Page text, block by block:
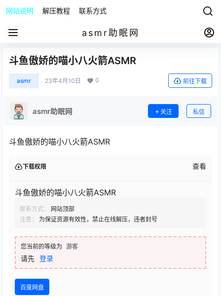
网站说明 解压教程 联系方式
asmr助眠网
斗鱼傲娇的喵小八火箭ASMR
asmr 23年4月10日 0 前往下载
asmr助眠网 关注 私信
斗鱼傲娇的喵小八火箭ASMR
下载权限 查看
斗鱼傲娇的喵小八火箭ASMR
联系方式：
网站顶部
注意：
为保证资源有效性，禁止在线解压，违者封号
您当前的等级为 游客
请先 登录
百度网盘